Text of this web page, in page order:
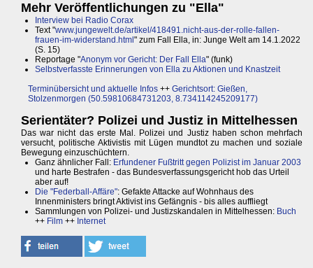
Mehr Veröffentlichungen zu "Ella"
Interview bei Radio Corax
Text "www.jungewelt.de/artikel/418491.nicht-aus-der-rolle-fallen-
frauen-im-widerstand.html " zum Fall Ella, in: Junge Welt am 14.1.2022
(S. 15)
Reportage "Anonym vor Gericht: Der Fall Ella" (funk)
Selbstverfasste Erinnerungen von Ella zu Aktionen und Knastzeit
Terminübersicht und aktuelle Infos ++ Gerichtsort: Gießen,
Stolzenmorgen (50.59810684731203, 8.734114245209177)
Serientäter? Polizei und Justiz in Mittelhessen
Das war nicht das erste Mal. Polizei und Justiz haben schon mehrfach
versucht, politische Aktivistis mit Lügen mundtot zu machen und soziale
Bewegung einzuschüchtern.
Ganz ähnlicher Fall: Erfundener Fußtritt gegen Polizist im Januar 2003
und harte Bestrafen - das Bundesverfassungsgericht hob das Urteil
aber auf!
Die "Federball-Affäre": Gefakte Attacke auf Wohnhaus des
Innenministers bringt Aktivist ins Gefängnis - bis alles auffliegt
Sammlungen von Polizei- und Justizskandalen in Mittelhessen: Buch
++ Film ++ Internet